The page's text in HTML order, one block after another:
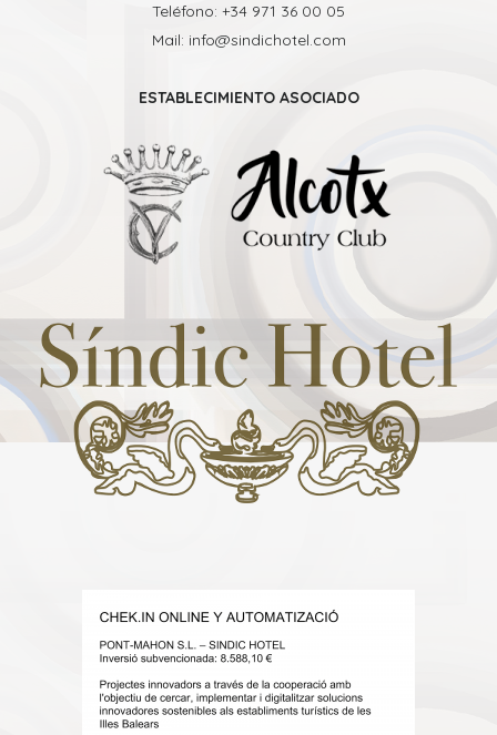
Teléfono: +34 971 36 00 05
Mail: info@sindichotel.com
ESTABLECIMIENTO ASOCIADO